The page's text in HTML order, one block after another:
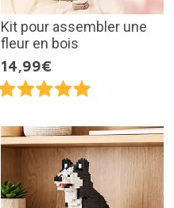
Kit pour assembler une
fleur en bois
14,99€